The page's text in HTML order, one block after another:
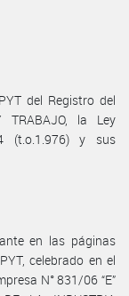
del Registro del
TRABAJO, la Ley
(t.o.1.976) y sus
en las páginas
celebrado en el
N° 831/06 “E”